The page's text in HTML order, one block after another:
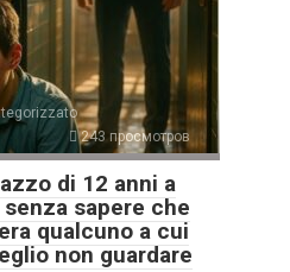
243 просмотров
di 12 anni a
sapere che
qualcuno a cui
non guardare